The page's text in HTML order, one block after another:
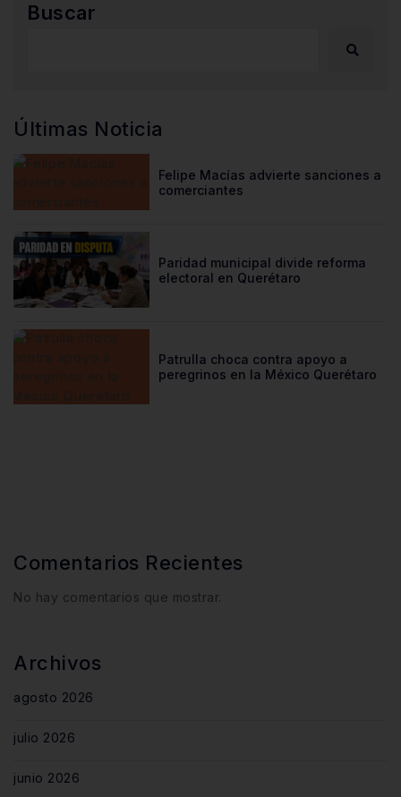
Buscar
Últimas Noticia
Felipe Macías advierte sanciones a
comerciantes
Paridad municipal divide reforma
electoral en Querétaro
Patrulla choca contra apoyo a
peregrinos en la México Querétaro
Comentarios Recientes
No hay comentarios que mostrar.
Archivos
agosto 2026
julio 2026
junio 2026